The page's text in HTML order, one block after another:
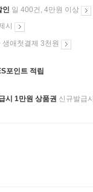
인 일 400건, 4만원 이상
시
생애첫결제 3천원
포인트 적립
시 1만원 상품권 신규발급시